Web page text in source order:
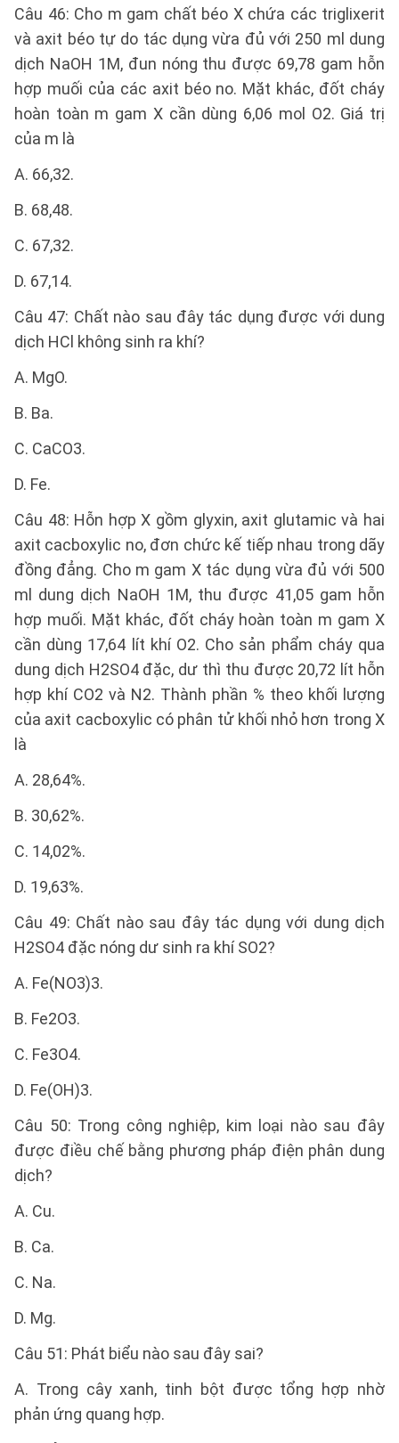
Câu 46: Cho m gam chất béo X chứa các triglixerit
và axit béo tự do tác dụng vừa đủ với 250 ml dung
dịch NaOH 1M, đun nóng thu được 69,78 gam hỗn
hợp muối của các axit béo no. Mặt khác, đốt cháy
hoàn toàn m gam X cần dùng 6,06 mol O2. Giá trị
của m là
A. 66,32.
B. 68,48.
C. 67,32.
D. 67,14.
Câu 47: Chất nào sau đây tác dụng được với dung
dịch HCl không sinh ra khí?
A. MgO.
B. Ba.
C. CaCO3.
D. Fe.
Câu 48: Hỗn hợp X gồm glyxin, axit glutamic và hai
axit cacboxylic no, đơn chức kế tiếp nhau trong dãy
đồng đẳng. Cho m gam X tác dụng vừa đủ với 500
ml dung dịch NaOH 1M, thu được 41,05 gam hỗn
hợp muối. Mặt khác, đốt cháy hoàn toàn m gam X
cần dùng 17,64 lít khí O2. Cho sản phẩm cháy qua
dung dịch H2SO4 đặc, dư thì thu được 20,72 lít hỗn
hợp khí CO2 và N2. Thành phần % theo khối lượng
của axit cacboxylic có phân tử khối nhỏ hơn trong X
là
A. 28,64%.
B. 30,62%.
C. 14,02%.
D. 19,63%.
Câu 49: Chất nào sau đây tác dụng với dung dịch
H2SO4 đặc nóng dư sinh ra khí SO2?
A. Fe(NO3)3.
B. Fe2O3.
C. Fe3O4.
D. Fe(OH)3.
Câu 50: Trong công nghiệp, kim loại nào sau đây
được điều chế bằng phương pháp điện phân dung
dịch?
A. Cu.
B. Ca.
C. Na.
D. Mg.
Câu 51: Phát biểu nào sau đây sai?
A. Trong cây xanh, tinh bột được tổng hợp nhờ
phản ứng quang hợp.